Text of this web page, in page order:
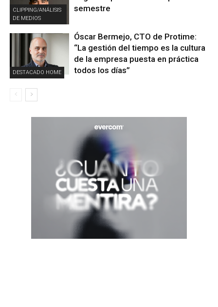
CLIPPING/ANÁLISIS
DE MEDIOS
semestre
DESTACADO HOME
Óscar Bermejo, CTO de Protime:
“La gestión del tiempo es la cultura
de la empresa puesta en práctica
todos los días”